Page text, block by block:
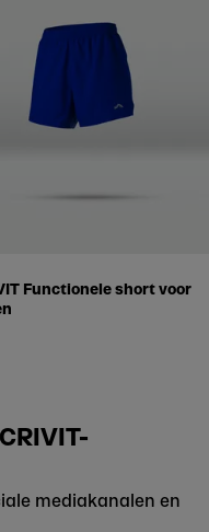
Functionele short voor
mediakanalen en